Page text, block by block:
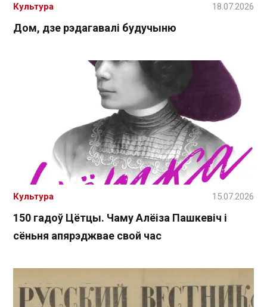
Дом, дзе рэдагавалі будучыню
Культура 18.07.2026
150 гадоў Цётцы. Чаму Алёіза Пашкевіч і
сёньня апярэджвае свой час
Культура 15.07.2026